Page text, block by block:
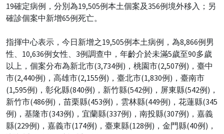
19確定病例，分別為19,505例本土個案及356例境外移入；另
確診個案中新增65例死亡。
指揮中心表示，今日新增之19,505例本土病例，為8,866例男
性、10,636例女性、3例調查中，年齡介於未滿5歲至90多歲
以上，個案分布為新北市(3,734例)，桃園市(2,507例)，臺中
市(2,440例)，高雄市(2,155例)，臺北市(1,830例)，臺南市
(1,595例)，彰化縣(840例)，新竹縣(542例)，屏東縣(542例)，
新竹市(486例)，苗栗縣(453例)，雲林縣(449例)，花蓮縣(345
例)，基隆市(343例)，宜蘭縣(337例)，南投縣(307例)，嘉義
縣(229例)，嘉義市(174例)，臺東縣(128例)，金門縣(40例)，